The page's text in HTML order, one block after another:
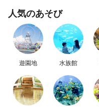
人気のあそび
遊園地 水族館